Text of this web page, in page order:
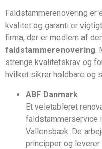
Faldstammerenovering er
kvalitet og garanti er
firma, der er medlem af
faldstammerenovering.
strenge kvalitetskrav og
hvilket sikrer holdbare og
ABF Danmark
Et veletableret
faldstammerservice
Vallensbæk. De
principper og